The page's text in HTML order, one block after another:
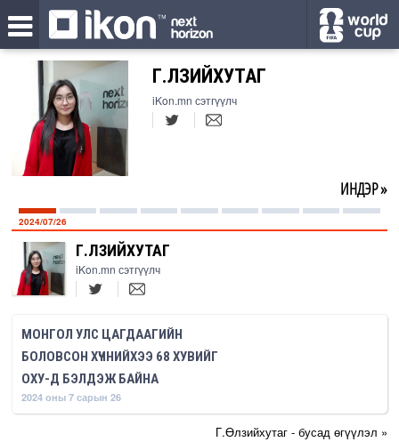
Г.ӨЛЗИЙХУТАГ
iKon.mn сэтгүүлч
ИНДЭР »
2024/07/26
Г.ӨЛЗИЙХУТАГ
iKon.mn сэтгүүлч
МОНГОЛ УЛС ЦАГДААГИЙН
БОЛОВСОН ХҮЧНИЙХЭЭ 68 ХУВИЙГ
ОХУ-Д БЭЛДЭЖ БАЙНА
2024 оны 7 сарын 26
Г.Өлзийхутаг - бусад өгүүлэл »